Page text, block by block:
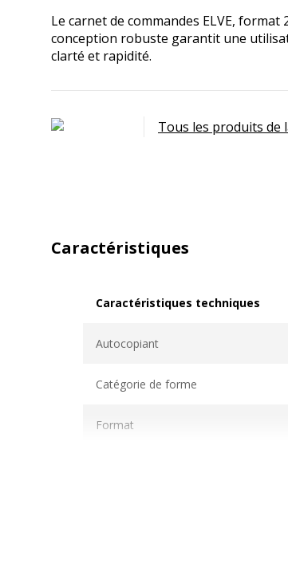
Le carnet de commandes ELVE,
conception robuste garantit une
clarté et rapidité.
Tous les produits de
Caractéristiques
Caractéristiques techniques
Autocopiant
Catégorie de forme
Format